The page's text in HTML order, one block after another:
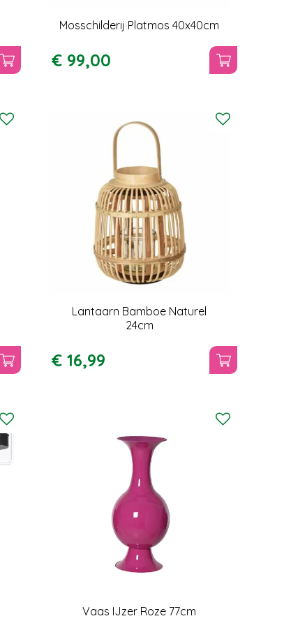
Mosschilderij Platmos 40x40cm
€ 99,00
Lantaarn Bamboe Naturel
24cm
€ 16,99
Vaas IJzer Roze 77cm